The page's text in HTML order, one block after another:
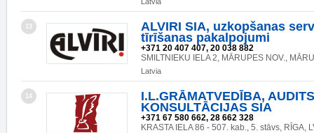
13
ALVIRI SIA, uzkopšanas
tīrīšanas pakalpojumi
+371 20 407 407, 20 038 882
SMILTNIEKU IELA 2, MĀRUPES NOV.,
Latvia
14
I.L.GRĀMATVEDĪBA,
KONSULTĀCIJAS SIA
+371 67 580 662, 28 662 328
KRASTA IELA 86 - 507. kab., 5. stāvs, RĪGA,